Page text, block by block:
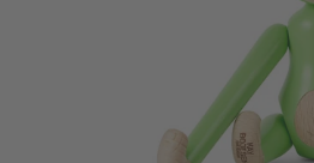
Wunschliste hinzufügen